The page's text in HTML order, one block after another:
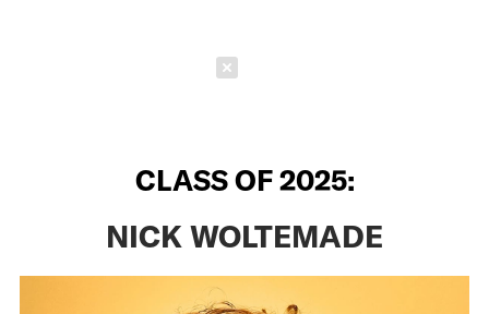
CLASS OF 2025:
NICK WOLTEMADE